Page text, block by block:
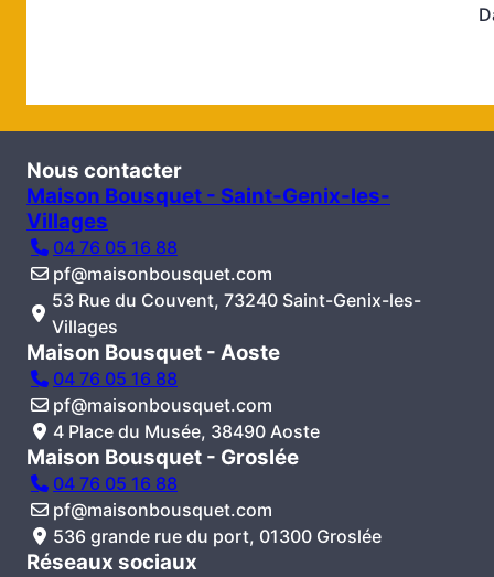
Nous contacter
Maison Bousquet - Saint-Genix-les-
Villages
04 76 05 16 88
pf@maisonbousquet.com
53 Rue du Couvent, 73240 Saint-Genix-les-
Villages
Maison Bousquet - Aoste
04 76 05 16 88
pf@maisonbousquet.com
4 Place du Musée, 38490 Aoste
Maison Bousquet - Groslée
04 76 05 16 88
pf@maisonbousquet.com
536 grande rue du port, 01300 Groslée
Réseaux sociaux